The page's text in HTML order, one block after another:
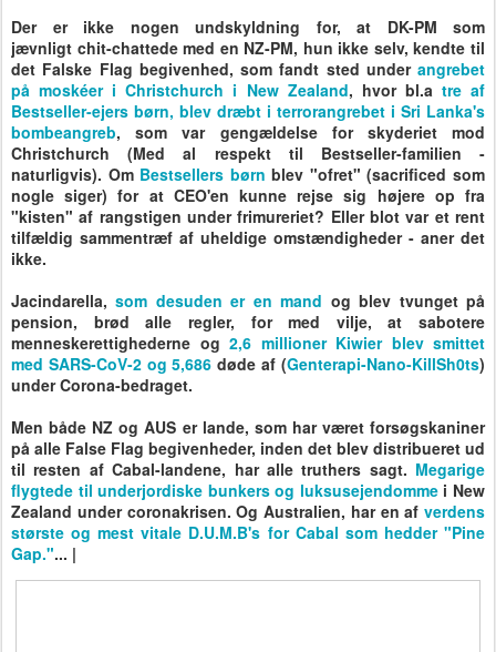
Der er ikke nogen undskyldning for, at DK-PM som
jævnligt chit-chattede med en NZ-PM, hun ikke selv, kendte til
det Falske Flag begivenhed, som fandt sted under angrebet
på moskéer i Christchurch i New Zealand, hvor bl.a tre af
Bestseller-ejers børn, blev dræbt i terrorangrebet i Sri Lanka's
bombeangreb, som var gengældelse for skyderiet mod
Christchurch (Med al respekt til Bestseller-familien -
naturligvis). Om Bestsellers børn blev "ofret" (sacrificed som
nogle siger) for at CEO'en kunne rejse sig højere op fra
"kisten" af rangstigen under frimureriet? Eller blot var et rent
tilfældig sammentræf af uheldige omstændigheder - aner det
ikke.
Jacindarella,som desuden er en mand og blev tvunget på
pension, brød alle regler, for med vilje, at sabotere
menneskerettighederne og 2,6 millioner Kiwier blev smittet
med SARS-CoV-2 og 5,686 døde af (Genterapi-Nano-KillSh0ts)
under Corona-bedraget.
Men både NZ og AUS er lande, som har været forsøgskaniner
på alle False Flag begivenheder, inden det blev distribueret ud
til resten af Cabal-landene, har alle truthers sagt. Megarige
flygtede til underjordiske bunkers og luksusejendommei New
Zealand under coronakrisen. Og Australien, har en af verdens
største og mest vitale D.U.M.B's for Cabal som hedder "Pine
Gap."... |